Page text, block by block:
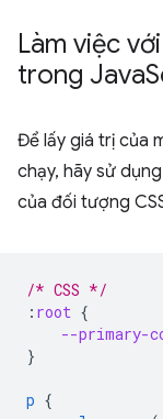
Làm việc
trong Java
Để lấy giá trị của
chạy, hãy sử
của đối tượng
/* CSS */
: root {
--primary-
}
p {